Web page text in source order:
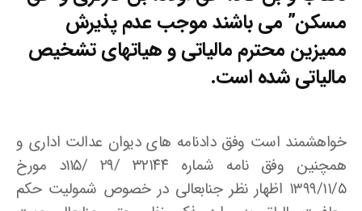
مسکن” می باشند موجب عدم پذیرش
ممیزین محترم مالیاتی و هیاتهای تشخیص
مالیاتی شده است.
خواهشمند است وفق دادنامه های دیوان عدالت اداری و
همچنین وفق نامه شماره ۳۲۱۴۴ /۲۹ /115د مورخ
۱۳۹۹/۱۱/۵ اظهار نظر جنابعالی در خصوص شمولیت حکم